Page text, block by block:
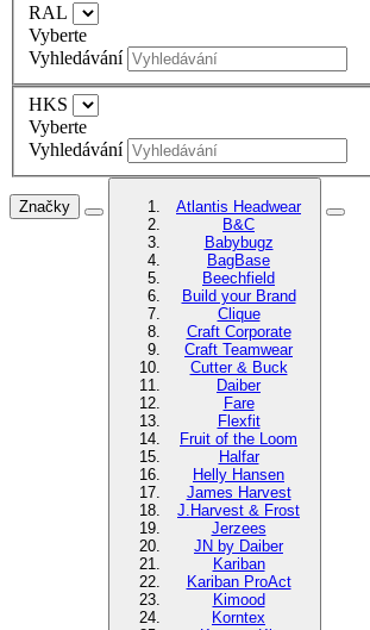
RAL
Vyberte
Vyhledávání
HKS
Vyberte
Vyhledávání
Značky
Atlantis Headwear
B&C
Babybugz
BagBase
Beechfield
Build your Brand
Clique
Craft Corporate
Craft Teamwear
Cutter & Buck
Daiber
Fare
Flexfit
Fruit of the Loom
Halfar
Helly Hansen
James Harvest
J.Harvest & Frost
Jerzees
JN by Daiber
Kariban
Kariban ProAct
Kimood
Korntex